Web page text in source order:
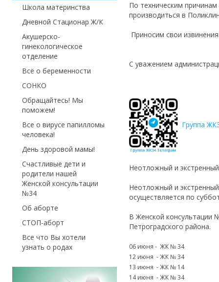
По техническим
производиться в
Приносим свои
С уважением
Группа
Неотложный и
Неотложный и
осуществляется по
В Женской консультации
Петроградского района.
06 июня - ЖК № 34
12 июня - ЖК № 34
13 июня - ЖК № 14
14 июня - ЖК № 34
Школа материнства
Дневной Стационар Ж/К
Акушерско-
гинекологическое
отделение
Всё о беременности
СОНКО
Обращайтесь! Мы
поможем!
Все о вирусе папилломы
человека!
День здоровой мамы!
Счастливые дети и
родители нашей
Женской консультации
№34
Об аборте
СТОП-аборт
Все что Вы хотели
узнать о родах